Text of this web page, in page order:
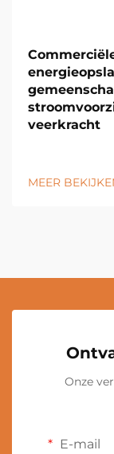
veerkracht
MEER
Onze
E-mail